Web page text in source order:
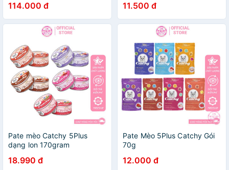
114.000 đ 11.500 đ
Pate mèo Catchy 5Plus
dạng lon 170gram
18.990 đ
Pate Mèo 5Plus Catchy Gói
70g
12.000 đ